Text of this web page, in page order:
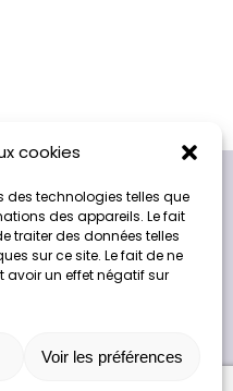
cookies
des technologies telles que
des appareils. Le fait
traiter des données telles
sur ce site. Le fait de ne
avoir un effet négatif sur
Voir les préférences